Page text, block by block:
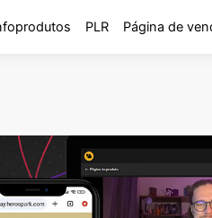
PLR Página de